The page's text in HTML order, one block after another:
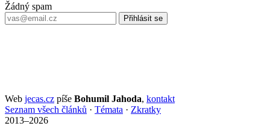
Žádný spam
Přihlásit se
Web jecas.cz píše Bohumil Jahoda, kontakt
Seznam všech článků · Témata · Zkratky
2013–2026